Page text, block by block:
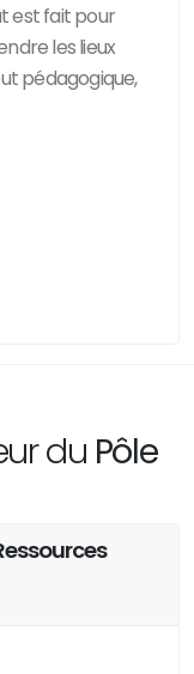
est fait pour
les lieux
pédagogique,
du Pôle